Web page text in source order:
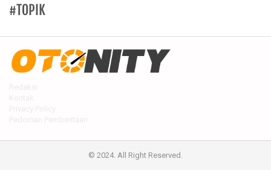
#TOPIK
© 2024. All Right Reserved.